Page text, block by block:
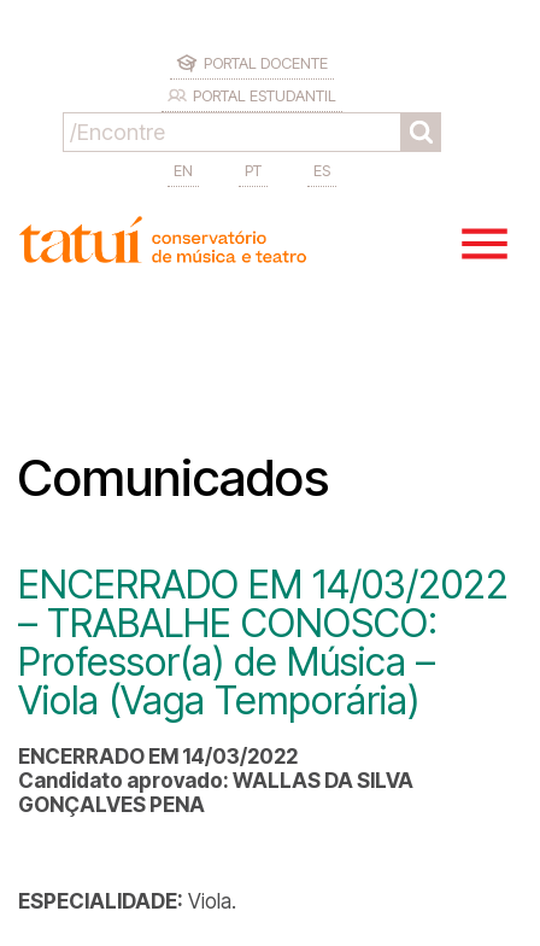
PORTAL DOCENTE
PORTAL ESTUDANTIL
EN PT ES
Comunicados
ENCERRADO EM 14/03/2022
– TRABALHE CONOSCO:
Professor(a) de Música –
Viola (Vaga Temporária)
ENCERRADO EM 14/03/2022
Candidato aprovado: WALLAS DA SILVA
GONÇALVES PENA
ESPECIALIDADE: Viola.